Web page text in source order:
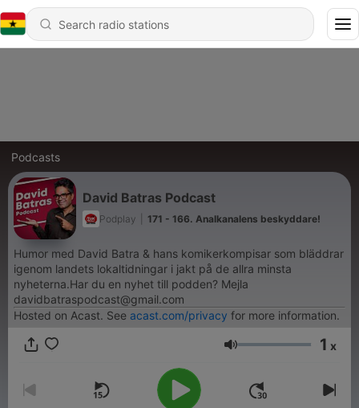
Podcasts
David Batras Podcast
Podplay 171 - 166. Analkanalens beskyddare!
Humor med David Batra & hans komikerkompisar som bläddrar
igenom landets lokaltidningar i jakt på de allra minsta
nyheterna.Har du en nyhet till podden? Mejla
davidbatraspodcast@gmail.com
Hosted on Acast. See acast.com/privacy for more information.
Volume 1 x